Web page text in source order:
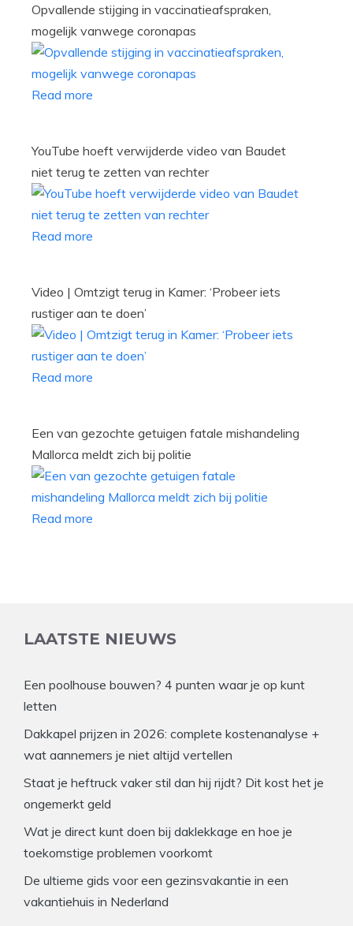
Opvallende stijging in vaccinatieafspraken,
mogelijk vanwege coronapas
Read more
YouTube hoeft verwijderde video van Baudet
niet terug te zetten van rechter
Read more
Video | Omtzigt terug in Kamer: ‘Probeer iets
rustiger aan te doen’
Read more
Een van gezochte getuigen fatale mishandeling
Mallorca meldt zich bij politie
Read more
LAATSTE NIEUWS
Een poolhouse bouwen? 4 punten waar je op kunt
letten
Dakkapel prijzen in 2026: complete kostenanalyse +
wat aannemers je niet altijd vertellen
Staat je heftruck vaker stil dan hij rijdt? Dit kost het je
ongemerkt geld
Wat je direct kunt doen bij daklekkage en hoe je
toekomstige problemen voorkomt
De ultieme gids voor een gezinsvakantie in een
vakantiehuis in Nederland